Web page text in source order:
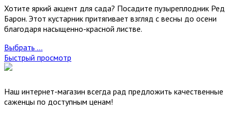
Хотите яркий акцент для сада? Посадите пузыреплодник Ред
Барон. Этот кустарник притягивает взгляд с весны до осени
благодаря насыщенно-красной листве.
Выбрать ...
Быстрый просмотр
Наш интернет-магазин всегда рад предложить качественные
саженцы по доступным ценам!